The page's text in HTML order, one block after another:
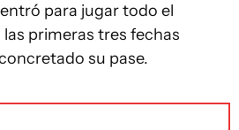
para jugar todo el
primeras tres fechas
su pase.